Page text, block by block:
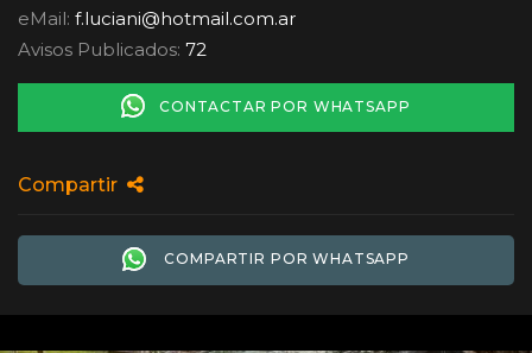
eMail: f.luciani@hotmail.com.ar
Avisos Publicados: 72
CONTACTAR POR WHATSAPP
Compartir
COMPARTIR POR WHATSAPP